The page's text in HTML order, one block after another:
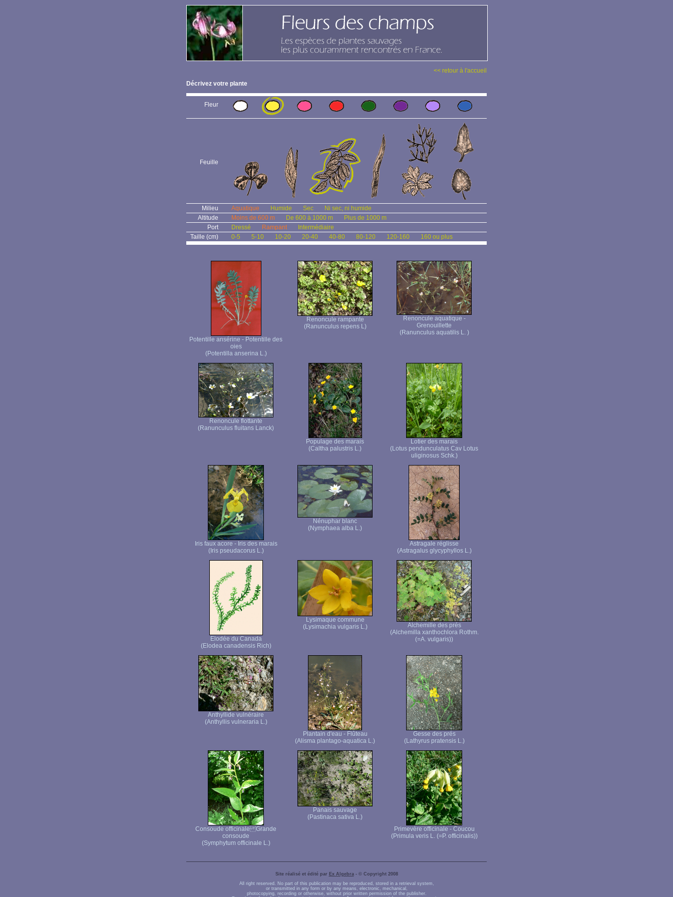
<< retour à l'accueil
Décrivez votre plante
Fleur
Feuille
Milieu Aquatique Humide Sec
Ni sec, ni humide
Altitude
Moins de 600 m De 600 à 1000 m
Plus de 1000 m
Port
Dressé Rampant
Intermédiaire
Taille (cm)
0-5 5-10 10-20 20-40 40-80 80-120 120-160 160 ou plus
Potentille ansérine - Potentille des
oies
(Potentilla anserina L.)
Renoncule rampante
(Ranunculus repens L)
Renoncule aquatique -
Grenouillette
(Ranunculus aquatilis L. )
Renoncule flottante
(Ranunculus fluitans Lanck)
Populage des marais
(Caltha palustris L.)
Lotier des marais
(Lotus pendunculatus Cav Lotus
uliginosus Schk.)
Iris faux acore - Iris des marais
(Iris pseudacorus L.)
Nénuphar blanc
(Nymphaea alba L.)
Astragale réglisse
(Astragalus glycyphyllos L.)
Elodée du Canada
(Elodea canadensis Rich)
Lysimaque commune
(Lysimachia vulgaris L.)
Alchemille des prés
(Alchemilla xanthochlora Rothm.
(=A. vulgaris))
Anthyllide vulnéraire
(Anthyllis vulneraria L.)
Plantain d'eau - Flûteau
(Alisma plantago-aquatica L.)
Gesse des prés
(Lathyrus pratensis L.)
Consoude officinale Grande
consoude
(Symphytum officinale L.)
Panais sauvage
(Pastinaca sativa L.)
Primevère officinale - Coucou
(Primula veris L. (=P. officinalis))
Site réalisé et édité par Ex Algebra- © Copyright 2008
All right reserved. No part of this publication may be reproduced, stored in a retrieval system,
or transmitted in any form or by any means, electronic, mechanical,
photocopying, recording or otherwise, without prior written permission of the publisher.